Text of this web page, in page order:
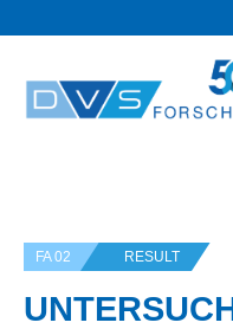
FA 02 RESULT